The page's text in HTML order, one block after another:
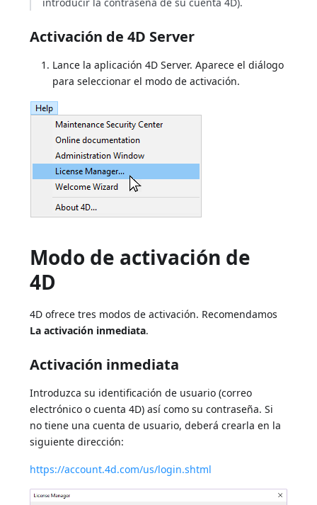
Activación de 4D Server
Lance la aplicación 4D Server. Aparece el diálogo
para seleccionar el modo de activación.
Modo de activación de
4D
4D ofrece tres modos de activación. Recomendamos
La activación inmediata.
Activación inmediata
Introduzca su identificación de usuario (correo
electrónico o cuenta 4D) así como su contraseña. Si
no tiene una cuenta de usuario, deberá crearla en la
siguiente dirección:
https://account.4d.com/us/login.shtml